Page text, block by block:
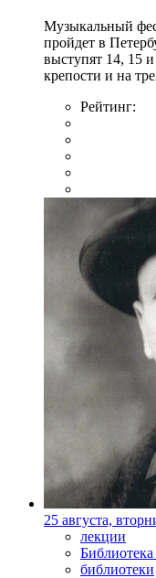
Музыкальный
пройдет в
выступят 14, 15
крепости и на
Рейтинг:
25 августа,
лекции
библиотеки